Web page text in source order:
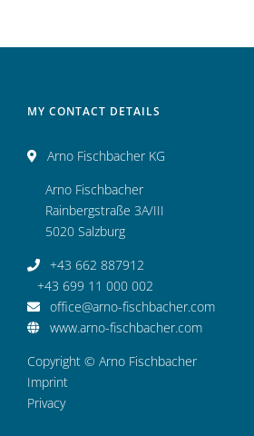
MY CONTACT DETAILS
Arno Fischbacher KG
Arno Fischbacher
Rainbergstraße 3A/III
5020 Salzburg
+43 662 887912
+43 699 11 000 002
office@arno-fischbacher.com
www.arno-fischbacher.com
Copyright © Arno Fischbacher
Imprint
Privacy